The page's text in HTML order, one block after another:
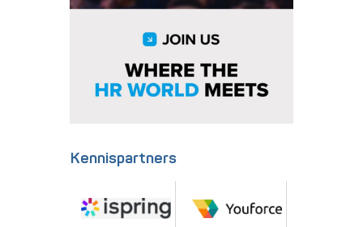
Kennispartners